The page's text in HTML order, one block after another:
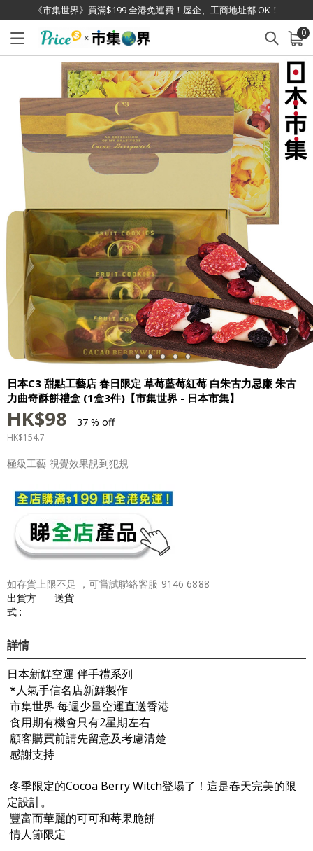
《市集世界》買滿$199 全港免運費！屋企、工商地址都 OK！
0
已加入購物車 查看
日本C3 甜點工藝店 春日限定 草莓藍莓紅莓 白朱古力忌廉 朱古
力曲奇酥餅禮盒 (1盒3件)【市集世界 - 日本市集】
HK$98 37 % off
HK$154.7
極級工藝 視覺效果靚到犯規
如存貨上限不足 ，可嘗試聯絡客服 9146 6888
出貨方
式 :
送貨
詳情
日本新鮮空運 伴手禮系列
*人氣手信名店新鮮製作
市集世界 每週少量空運直送香港
食用期有機會只有2星期左右
顧客購買前請先留意及考慮清楚
感謝支持
冬季限定的Cocoa Berry Witch登場了！這是春天完美的限
定設計。
豐富而華麗的可可和莓果脆餅
情人節限定